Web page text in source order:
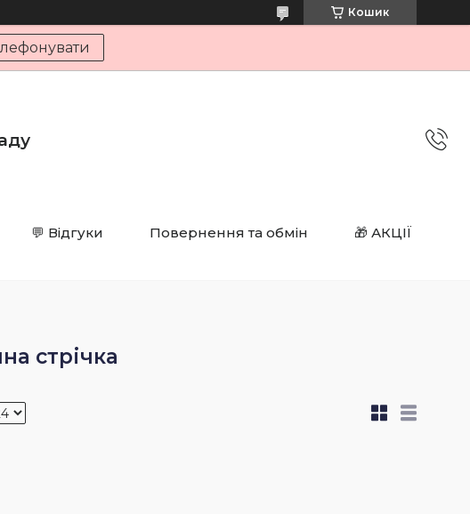
Кошик
💬 Відгуки Повернення та обмін 🎁 АКЦІЇ
стрічка